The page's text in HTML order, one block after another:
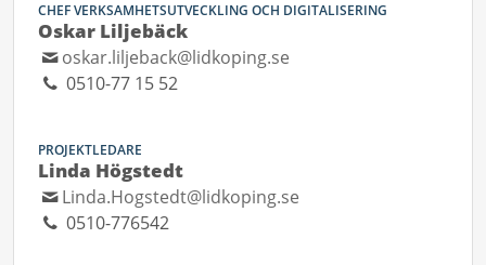
CHEF VERKSAMHETSUTVECKLING OCH DIGITALISERING
Oskar Liljebäck
oskar.liljeback@lidkoping.se
0510-77 15 52
PROJEKTLEDARE
Linda Högstedt
Linda.Hogstedt@lidkoping.se
0510-776542